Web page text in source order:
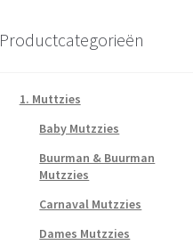
Productcategorieën
1. Muttzies
Baby Mutzzies
Buurman & Buurman
Mutzzies
Carnaval Mutzzies
Dames Mutzzies